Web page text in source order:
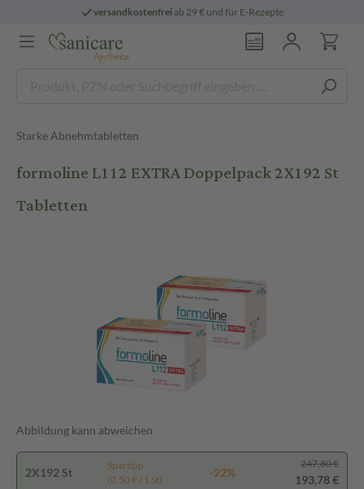
versandkostenfreiab 29 € und für E-Rezepte
Starke Abnehmtabletten
formoline L112 EXTRA Doppelpack 2X192 St
Tabletten
Abbildung kann abweichen
2X192 St
Spartipp
(0,50 € / 1 St)
-22%
247,80 €
193,78 €